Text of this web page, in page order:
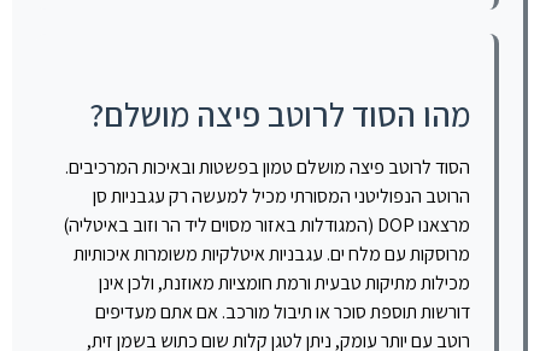
מהו הסוד לרוטב פיצה מושלם?
הסוד לרוטב פיצה מושלם טמון בפשטות ובאיכות המרכיבים.
הרוטב הנפוליטני המסורתי מכיל למעשה רק עגבניות סן
מרצאנו DOP (המגודלות באזור מסוים ליד הר וזוב באיטליה)
מרוסקות עם מלח ים. עגבניות איטלקיות משומרות איכותיות
מכילות מתיקות טבעית ורמת חומציות מאוזנת, ולכן אינן
דורשות תוספת סוכר או תיבול מורכב. אם אתם מעדיפים
רוטב עם יותר עומק, ניתן לטגן קלות שום כתוש בשמן זית,